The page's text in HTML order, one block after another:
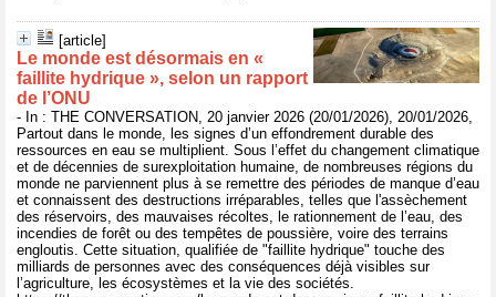
[article]
Le monde est désormais en «
faillite hydrique », selon un rapport
de l’ONU
- In : THE CONVERSATION, 20 janvier 2026 (20/01/2026), 20/01/2026,
Partout dans le monde, les signes d’un effondrement durable des
ressources en eau se multiplient. Sous l’effet du changement climatique
et de décennies de surexploitation humaine, de nombreuses régions du
monde ne parviennent plus à se remettre des périodes de manque d’eau
et connaissent des destructions irréparables, telles que l'assèchement
des réservoirs, des mauvaises récoltes, le rationnement de l’eau, des
incendies de forêt ou des tempêtes de poussière, voire des terrains
engloutis. Cette situation, qualifiée de "faillite hydrique" touche des
milliards de personnes avec des conséquences déjà visibles sur
l’agriculture, les écosystèmes et la vie des sociétés.